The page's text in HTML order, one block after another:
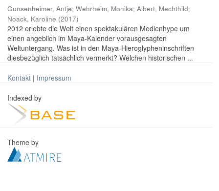
Gunsenheimer, Antje; Wehrheim, Monika; Albert, Mechthild;
Noack, Karoline (2017)
2012 erlebte die Welt einen spektakulären Medienhype um
einen angeblich im Maya-Kalender vorausgesagten
Weltuntergang. Was ist in den Maya-Hieroglypheninschriften
diesbezüglich tatsächlich vermerkt? Welchen historischen ...
Kontakt | Impressum
Indexed by
Theme by